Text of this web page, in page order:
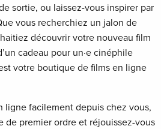
sortie, ou laissez-vous inspirer par
vous recherchiez un jalon de
découvrir votre nouveau film
cadeau pour un·e cinéphile
votre boutique de films en ligne
ligne facilement depuis chez vous,
de premier ordre et réjouissez-vous